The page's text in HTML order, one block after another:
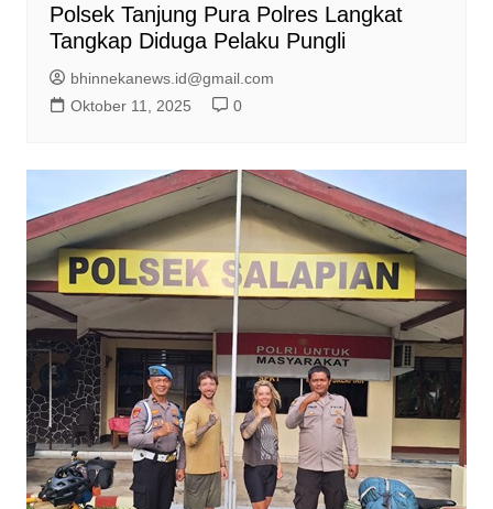
Polsek Tanjung Pura Polres Langkat
Tangkap Diduga Pelaku Pungli
bhinnekanews.id@gmail.com
Oktober 11, 2025
0